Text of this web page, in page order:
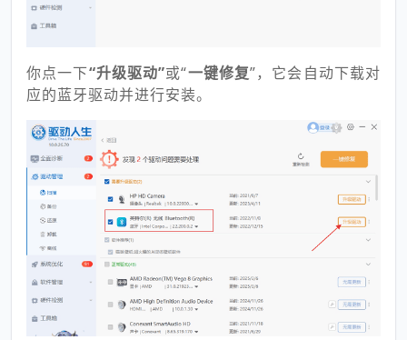
你点一下“升级驱动”或“一键修复”，它会自动下载对
应的蓝牙驱动并进行安装。